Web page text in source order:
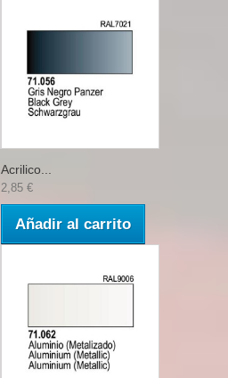
Acrilico...
2,85 €
Añadir al carrito